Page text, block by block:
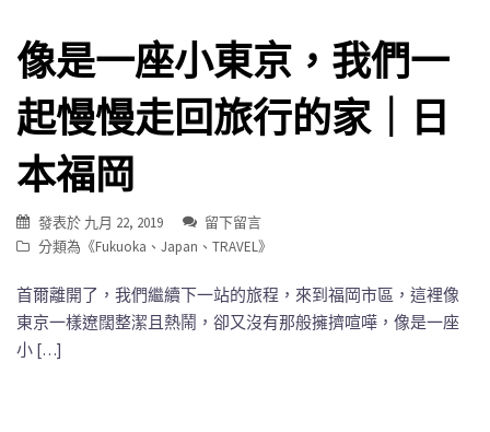
像是一座小東京，我們一
起慢慢走回旅行的家｜日
本福岡
發表於 九月 22, 2019
留下留言
分類為《Fukuoka 、 Japan 、 TRAVEL》
首爾離開了，我們繼續下一站的旅程，來到福岡市區，這裡像
東京一樣遼闊整潔且熱鬧，卻又沒有那般擁擠喧嘩，像是一座
小 […]